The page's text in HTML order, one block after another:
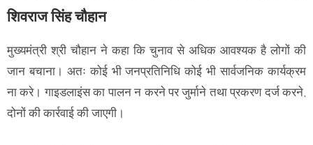
शिवराज सिंह चौहान
मुख्यमंत्री श्री चौहान ने कहा कि चुनाव से अधिक आवश्यक है लोगों की
जान बचाना। अतः कोई भी जनप्रतिनिधि कोई भी सार्वजनिक कार्यक्रम
ना करे। गाइडलाइंस का पालन न करने पर जुर्माने तथा प्रकरण दर्ज करने,
दोनों की कार्रवाई की जाएगी।